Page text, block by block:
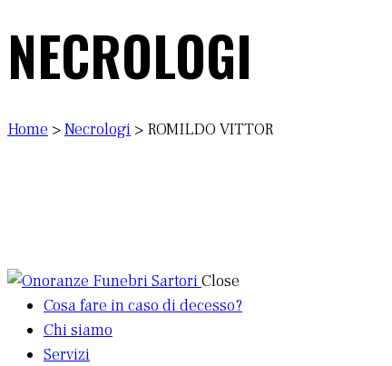
NECROLOGI
Home >Necrologi > ROMILDO VITTOR
Close
Cosa fare in caso di decesso?
Chi siamo
Servizi